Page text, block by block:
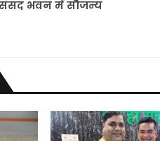
संसद भवन में सौजन्य